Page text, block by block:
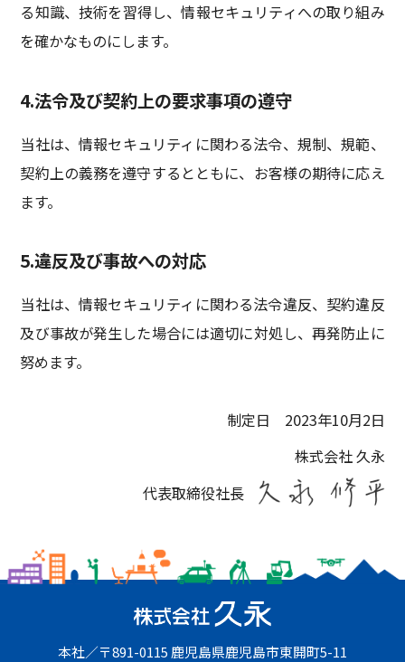
る知識、技術を習得し、情報セキュリティへの取り組み
を確かなものにします。
4.法令及び契約上の要求事項の遵守
当社は、情報セキュリティに関わる法令、規制、規範、
契約上の義務を遵守するとともに、お客様の期待に応え
ます。
5.違反及び事故への対応
当社は、情報セキュリティに関わる法令違反、契約違反
及び事故が発生した場合には適切に対処し、再発防止に
努めます。
制定日 2023年10月2日
株式会社 久永
代表取締役社長
本社 〒891-0115鹿児島県鹿児島市東開町5-11